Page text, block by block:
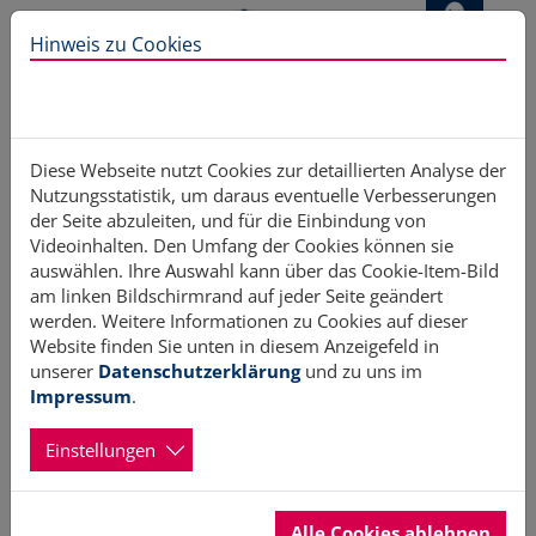
Direkt zur Hauptnavigation springen
Direkt zum Inhalt springen
HomeFortbildung Bürgerakademie SH
Aufbaukurs Demenz:
Alltagsgestaltung und
Beschäftigung, 2tlg.
06.11.2025 17:00 - 13.11.2025 20:00 Uhr
Dieses kostenlose Angebot wendet sich an pflegende
Angehörige, an ehrenamtlich Helfende und an alle, die sich
Hinweis zu Cookies
Diese Webseite nutzt Cookies zur detaillierten Analyse der
Nutzungsstatistik, um daraus eventuelle Verbesserungen
der Seite abzuleiten, und für die Einbindung von
Videoinhalten. Den Umfang der Cookies können sie
auswählen. Ihre Auswahl kann über das Cookie-Item-Bild
am linken Bildschirmrand auf jeder Seite geändert
werden. Weitere Informationen zu Cookies auf dieser
Website finden Sie unten in diesem Anzeigefeld in
unserer Datenschutzerklärungund zu uns im
Impressum.
Einstellungen